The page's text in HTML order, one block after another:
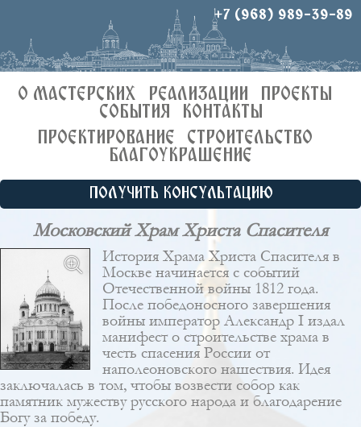
+7 (968) 989-39-89
О МАСТЕРСКИХ РЕАЛИЗАЦИИ
ПРОЕКТЫ
СОБЫТИЯ
КОНТАКТЫ
ПРОЕКТИРОВАНИЕ
СТРОИТЕЛЬСТВО
БЛАГОУКРАШЕНИЕ
ПОЛУЧИТЬ КОНСУЛЬТАЦИЮ
Московский Храм Христа Спасителя
История Храма Христа Спасителя в
Москве начинается с событий
Отечественной войны 1812 года.
После победоносного завершения
войны император Александр I издал
манифест о строительстве храма в
честь спасения России от
наполеоновского нашествия. Идея
заключалась в том, чтобы возвести собор как
памятник мужеству русского народа и благодарение
Богу за победу.